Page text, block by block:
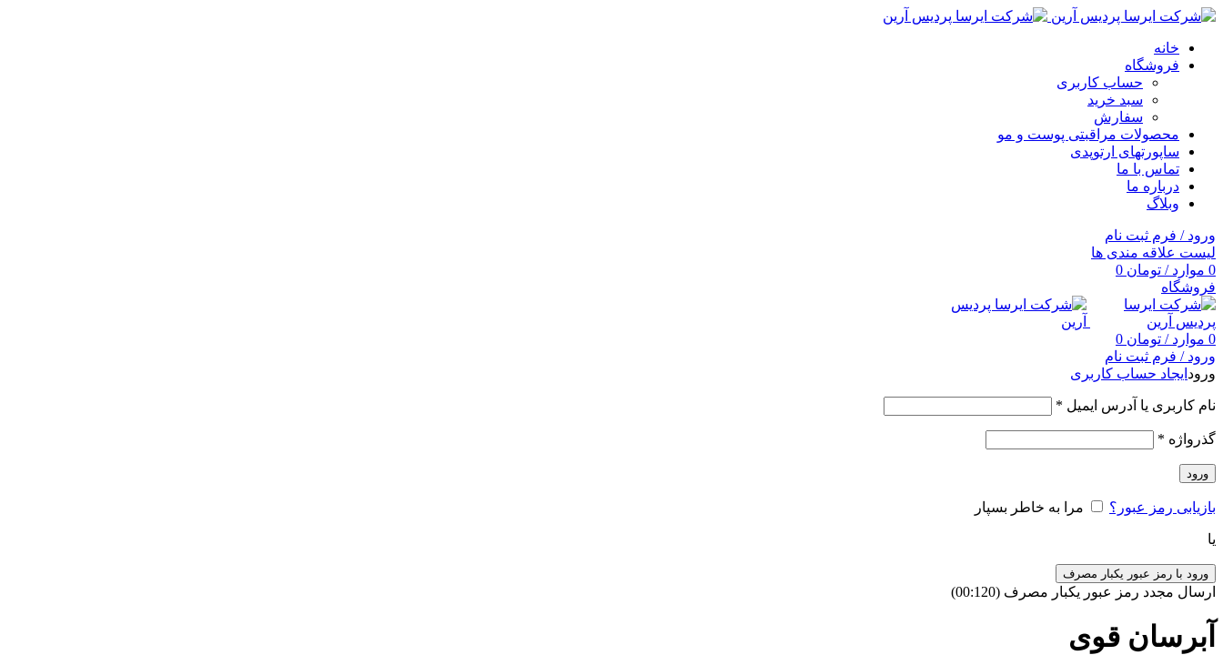
خانه
فروشگاه
حساب کاربری
سبد خرید
سفارش
محصولات مراقبتی پوست و مو
ساپورتهای ارتوپدی
تماس با ما
درباره ما
وبلاگ
ورود / فرم ثبت نام
لیست علاقه مندی ها
0 موارد / تومان
فروشگاه
0 موارد / تومان
ورود / فرم ثبت نام
ورود ایجاد حساب کاربری
نام کاربری یا آدرس ایمیل *
گذرواژه *
ورود
بازیابی رمز عبور؟ مرا به خاطر بسپار
یا
ورود با رمز عبور یکبار مصرف
ارسال مجدد رمز عبور یکبار مصرف (00:
120
)
آبرسان قوی